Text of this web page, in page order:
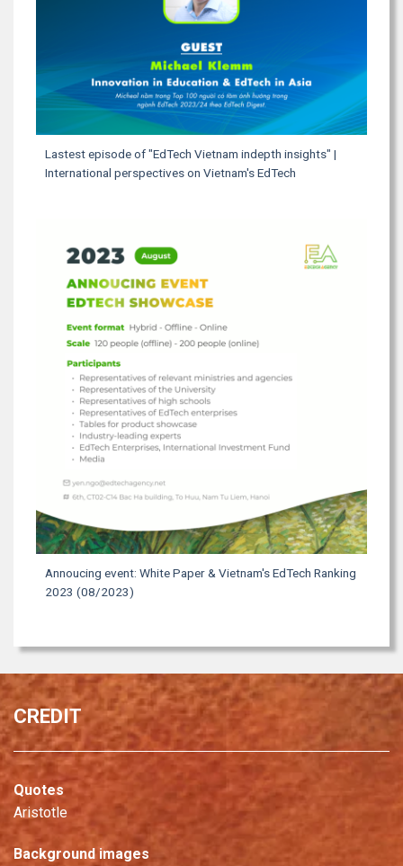
Lastest episode of "EdTech Vietnam indepth insights" |
International perspectives on Vietnam's EdTech
Annoucing event: White Paper & Vietnam's EdTech Ranking
2023 (08/2023)
CREDIT
Quotes
Aristotle
Background images